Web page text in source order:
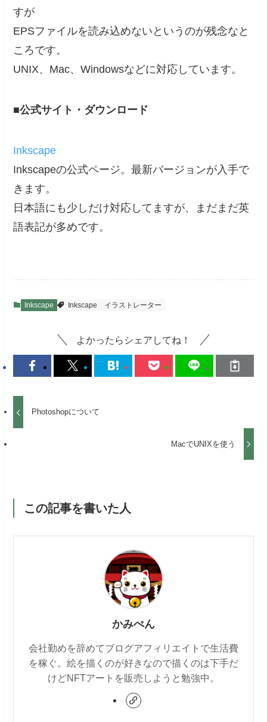
すが
EPSファイルを読み込めないというのが残念なと
ころです。
UNIX、Mac、Windowsなどに対応しています。
■公式サイト・ダウンロード
Inkscape
Inkscapeの公式ページ。最新バージョンが入手で
きます。
日本語にも少しだけ対応してますが、まだまだ英
語表記が多めです。
Inkscape Inkscape イラストレーター
よかったらシェアしてね！
Photoshopについて
MacでUNIXを使う
この記事を書いた人
かみぺん
会社勤めを辞めてブログアフィリエイトで生活費
を稼ぐ。絵を描くのが好きなので描くのは下手だ
けどNFTアートを販売しようと勉強中。